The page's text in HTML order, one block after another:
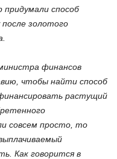
придумали способ
золотого
финансов
чтобы найти способ
растущий
совсем просто, то
Как говорится в